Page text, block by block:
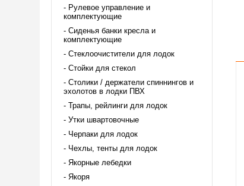
Рулевое управление и
комплектующие
Сиденья банки кресла и
комплектующие
Стеклоочистители для лодок
Стойки для стекол
Столики / держатели спиннингов и
эхолотов в лодки ПВХ
Трапы, рейлинги для лодок
Утки швартовочные
Черпаки для лодок
Чехлы, тенты для лодок
Якорные лебедки
Якоря